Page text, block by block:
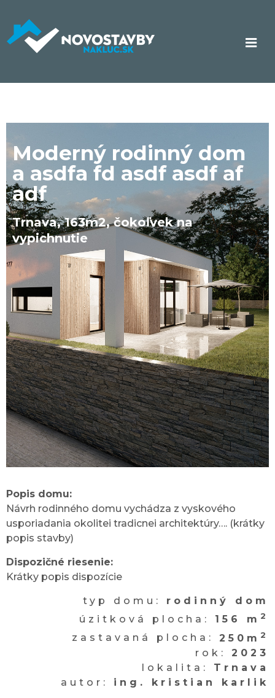
Moderný rodinný dom
a asdfa fd asdf asdf af
adf
Trnava, 163m2, čokoľvek na
vypichnutie
Popis domu:
Návrh rodinného domu vychádza z vyskového
usporiadania okolitei tradicnei architektúry…. (krátky
popis stavby)
Dispozičné riesenie:
Krátky popis dispozície
typ domu: rodinný dom
úzitková plocha: 156 m 2
zastavaná plocha: 250m 2
rok: 2023
lokalita: Trnava
autor: ing. kristian karlik